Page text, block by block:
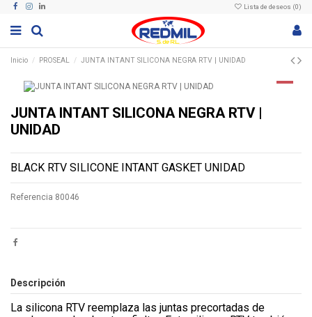
Lista de deseos (0)
Inicio PROSEAL JUNTA INTANT SILICONA NEGRA RTV | UNIDAD
JUNTA INTANT SILICONA NEGRA RTV |
UNIDAD
BLACK RTV SILICONE INTANT GASKET UNIDAD
Referencia 80046
Descripción
La silicona RTV reemplaza las juntas precortadas de